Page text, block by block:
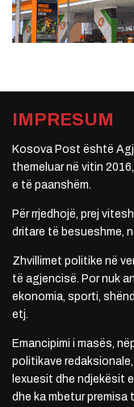
IMPRESUM
Kosova Post është
themeluar në vitin
e të paanshëm.
Për rrjedhojë, prej
dritare të besueshme,
Zhvillimet politike në
të agjencisë. Por nuk
ekonomia, sporti,
etj.
Emancipimi i masës,
politikave
lexuesit dhe ndjekësit
dhe ka mbetur premisa